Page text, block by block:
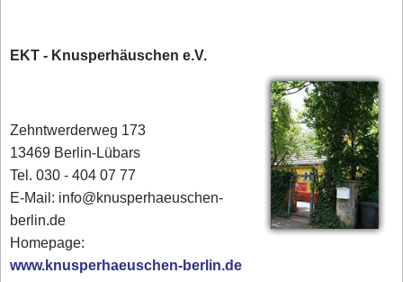
EKT - Knusperhäuschen e.V.
Zehntwerderweg 173
13469 Berlin-Lübars
Tel. 030 - 404 07 77
E-Mail: info@knusperhaeuschen-
berlin.de
Homepage:
www.knusperhaeuschen-berlin.de